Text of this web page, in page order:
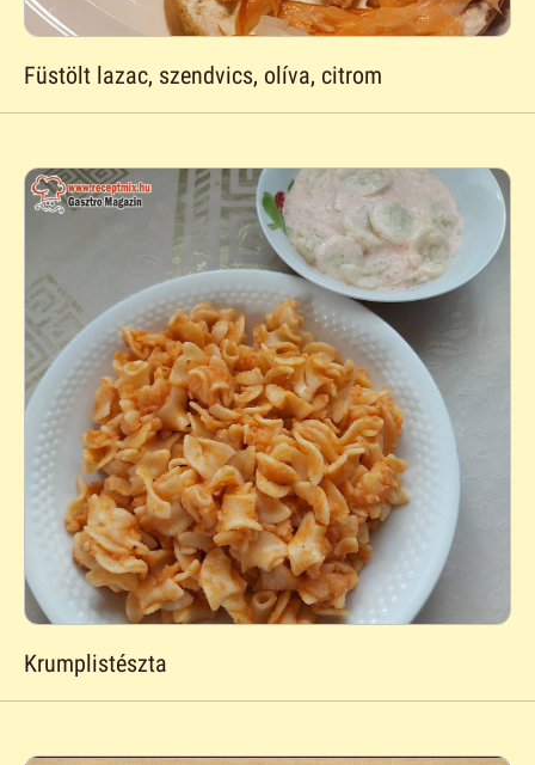
Füstölt lazac, szendvics, olíva, citrom
Krumplistészta